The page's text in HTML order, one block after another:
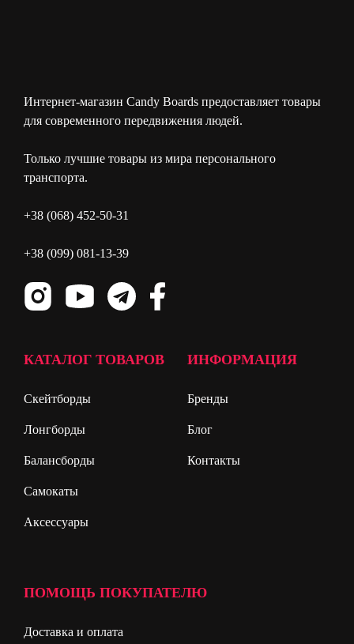
Интернет-магазин Candy Boards предоставляет товары
для современного передвижения людей.
Только лучшие товары из мира персонального
транспорта.
+38 (068) 452-50-31
+38 (099) 081-13-39
КАТАЛОГ ТОВАРОВ
Скейтборды
Лонгборды
Балансборды
Самокаты
Аксессуары
ИНФОРМАЦИЯ
Бренды
Блог
Контакты
ПОМОЩЬ ПОКУПАТЕЛЮ
Доставка и оплата